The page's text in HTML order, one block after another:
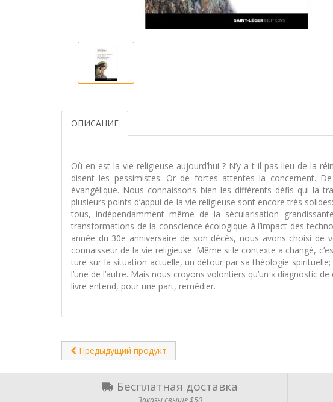
ОПИСАНИЕ
Où en est la vie religieuse aujourd’hui ? N’y a-t-il pas lieu de la
disent les pessimistes. Or de fortes attentes la concernent.
évangélique. Nous connaissons bien les différents défis qui la
plusieurs points d’appui de la vie religieuse sont encore très
tous, indépendamment même de la sécularisation
transformations de la conscience écologique à l’impact des
année du 30e anniversaire de son décès, nous avons choisi
connaisseur de la vie religieuse. Même si le contexte a changé,
ture sur la situation actuelle, un détour par sa théologie
l’une de l’autre. Mais nous croyons volontiers qu’un « diagnostic
livre entend, pour une part, remédier.
Предыдущий продукт
Бесплатная доставка
Заказы свыше $50